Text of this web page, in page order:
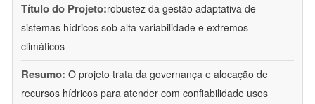
Título do Projeto:robustez da gestão adaptativa de
sistemas hídricos sob alta variabilidade e extremos
climáticos
Resumo: O projeto trata da governança e alocação de
recursos hídricos para atender com confiabilidade usos